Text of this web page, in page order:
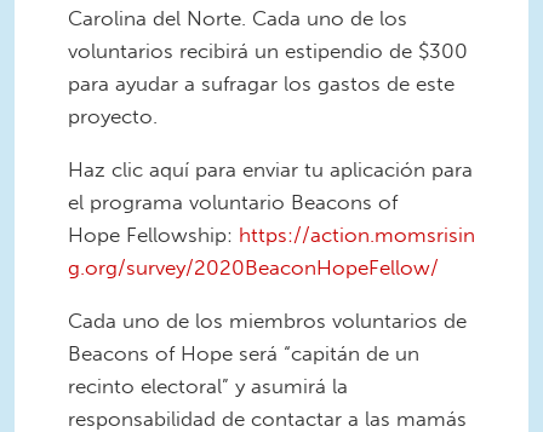
Carolina del Norte. Cada uno de los
voluntarios recibirá un estipendio de $300
para ayudar a sufragar los gastos de este
proyecto.
Haz clic aquí para enviar tu aplicación para
el programa voluntario Beacons of
Hope Fellowship: https://action.momsrisin
g.org/survey/2020BeaconHopeFellow/
Cada uno de los miembros voluntarios de
Beacons of Hope será “capitán de un
recinto electoral” y asumirá la
responsabilidad de contactar a las mamás